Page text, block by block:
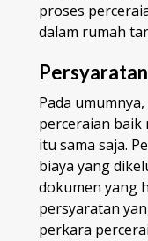
proses
dalam rumah
Pada
perceraian baik
itu sama saja.
biaya yang
dokumen yang
persyaratan
perkara